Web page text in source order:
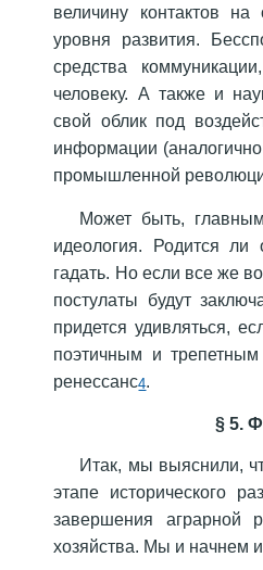
величину контактов
уровня развития.
средства
человеку. А также и
свой облик под
информации (аналогично
промышленной
Может быть,
идеология. Родится ли
гадать. Но если все же
постулаты будут
придется удивляться,
поэтичным и
ренессанс4.
§ 5.
Итак, мы выяснили,
этапе исторического
завершения
хозяйства. Мы и начнем